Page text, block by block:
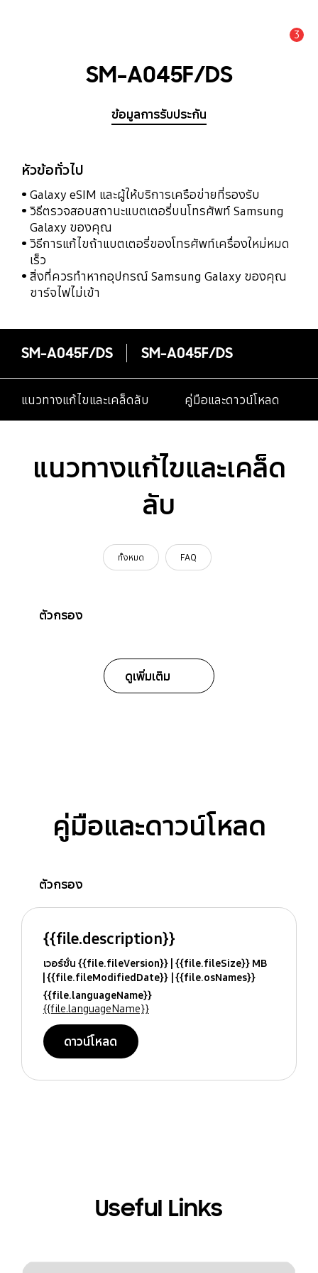
3
SM-A045F/DS
ข้อมูลการรับประกัน
หัวข้อทั่วไป
Galaxy eSIM และผู้ให้บริการเครือข่ายที่รองรับ
วิธีตรวจสอบสถานะแบตเตอรี่บนโทรศัพท์ Samsung
Galaxy ของคุณ
วิธีการแก้ไขถ้าแบตเตอรี่ของโทรศัพท์เครื่องใหม่หมด
เร็ว
สิ่งที่ควรทำหากอุปกรณ์ Samsung Galaxy ของคุณ
ชาร์จไฟไม่เข้า
SM-A045F/DS SM-A045F/DS
แนวทางแก้ไขและเคล็ดลับ คู่มือและดาวน์โหลด
แนวทางแก้ไขและเคล็ด
ลับ
ทั้งหมด FAQ
ตัวกรอง
ดูเพิ่มเติม
คู่มือและดาวน์โหลด
ตัวกรอง
{{file.description}}
เวอร์ชั่น {{file.fileVersion}} {{file.fileSize}} MB
{{file.fileModifiedDate}} {{file.osNames}}
{{file.languageName}}
{{file.languageName}}
ดาวน์โหลด
Useful Links